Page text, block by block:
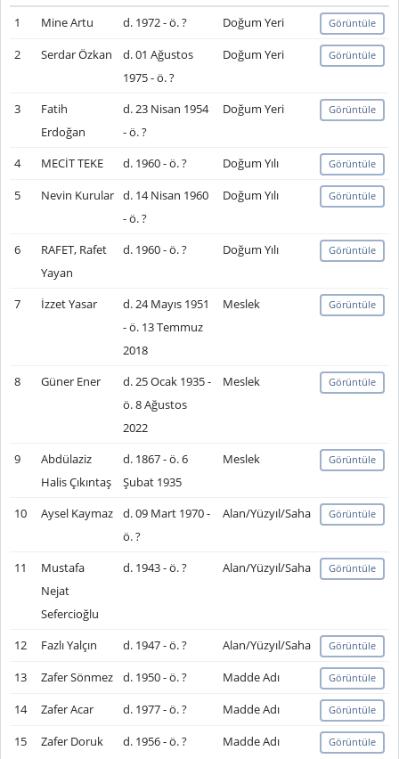
1
Mine Artu d. 1972 - ö. ? Doğum Yeri Görüntüle
2 Serdar Özkan
d. 01 Ağustos
1975 - ö. ?
Doğum Yeri Görüntüle
3
Fatih
Erdoğan
d. 23 Nisan 1954
- ö. ?
Doğum Yeri Görüntüle
4 MECİT TEKE d. 1960 - ö. ? Doğum Yılı Görüntüle
5 Nevin Kurular d. 14 Nisan 1960
- ö. ?
Doğum Yılı Görüntüle
6
RAFET, Rafet
Yayan
d. 1960 - ö. ? Doğum Yılı Görüntüle
7 İzzet Yasar
d. 24 Mayıs 1951
- ö. 13 Temmuz
2018
Meslek Görüntüle
8 Güner Ener
d. 25 Ocak 1935 -
ö. 8 Ağustos
2022
Meslek Görüntüle
9
Abdülaziz
Halis Çıkıntaş
d. 1867 - ö. 6
Şubat 1935
Meslek Görüntüle
10 Aysel Kaymaz
d. 09 Mart 1970 -
ö. ?
Alan/Yüzyıl/Saha Görüntüle
11
Mustafa
Nejat
Sefercioğlu
d. 1943 - ö. ? Alan/Yüzyıl/Saha Görüntüle
12 Fazlı Yalçın d. 1947 - ö. ? Alan/Yüzyıl/Saha Görüntüle
13 Zafer Sönmez d. 1950 - ö. ? Madde Adı Görüntüle
14 Zafer Acar d. 1977 - ö. ? Madde Adı Görüntüle
15 Zafer Doruk d. 1956 - ö. ? Madde Adı Görüntüle